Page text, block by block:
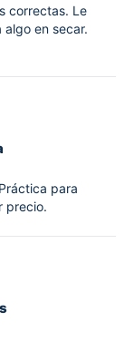
correctas. Le
en secar.
para
precio.